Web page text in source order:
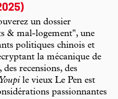
un dossier
& mal-logement", une
politiques chinois et
la mécanique de
recensions, des
Youpi le vieux Le Pen est
passionnantes